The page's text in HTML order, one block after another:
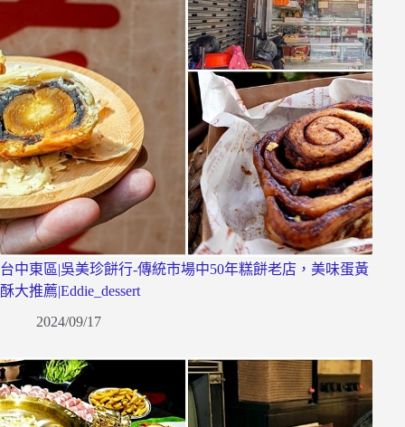
台中東區|吳美珍餅行-傳統市場中50年糕餅老店，美味蛋黃
酥大推薦|Eddie_dessert
2024/09/17